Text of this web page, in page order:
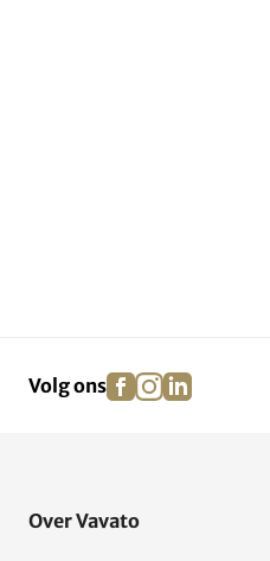
Volg ons facebook
instagram
linkedin
Over Vavato